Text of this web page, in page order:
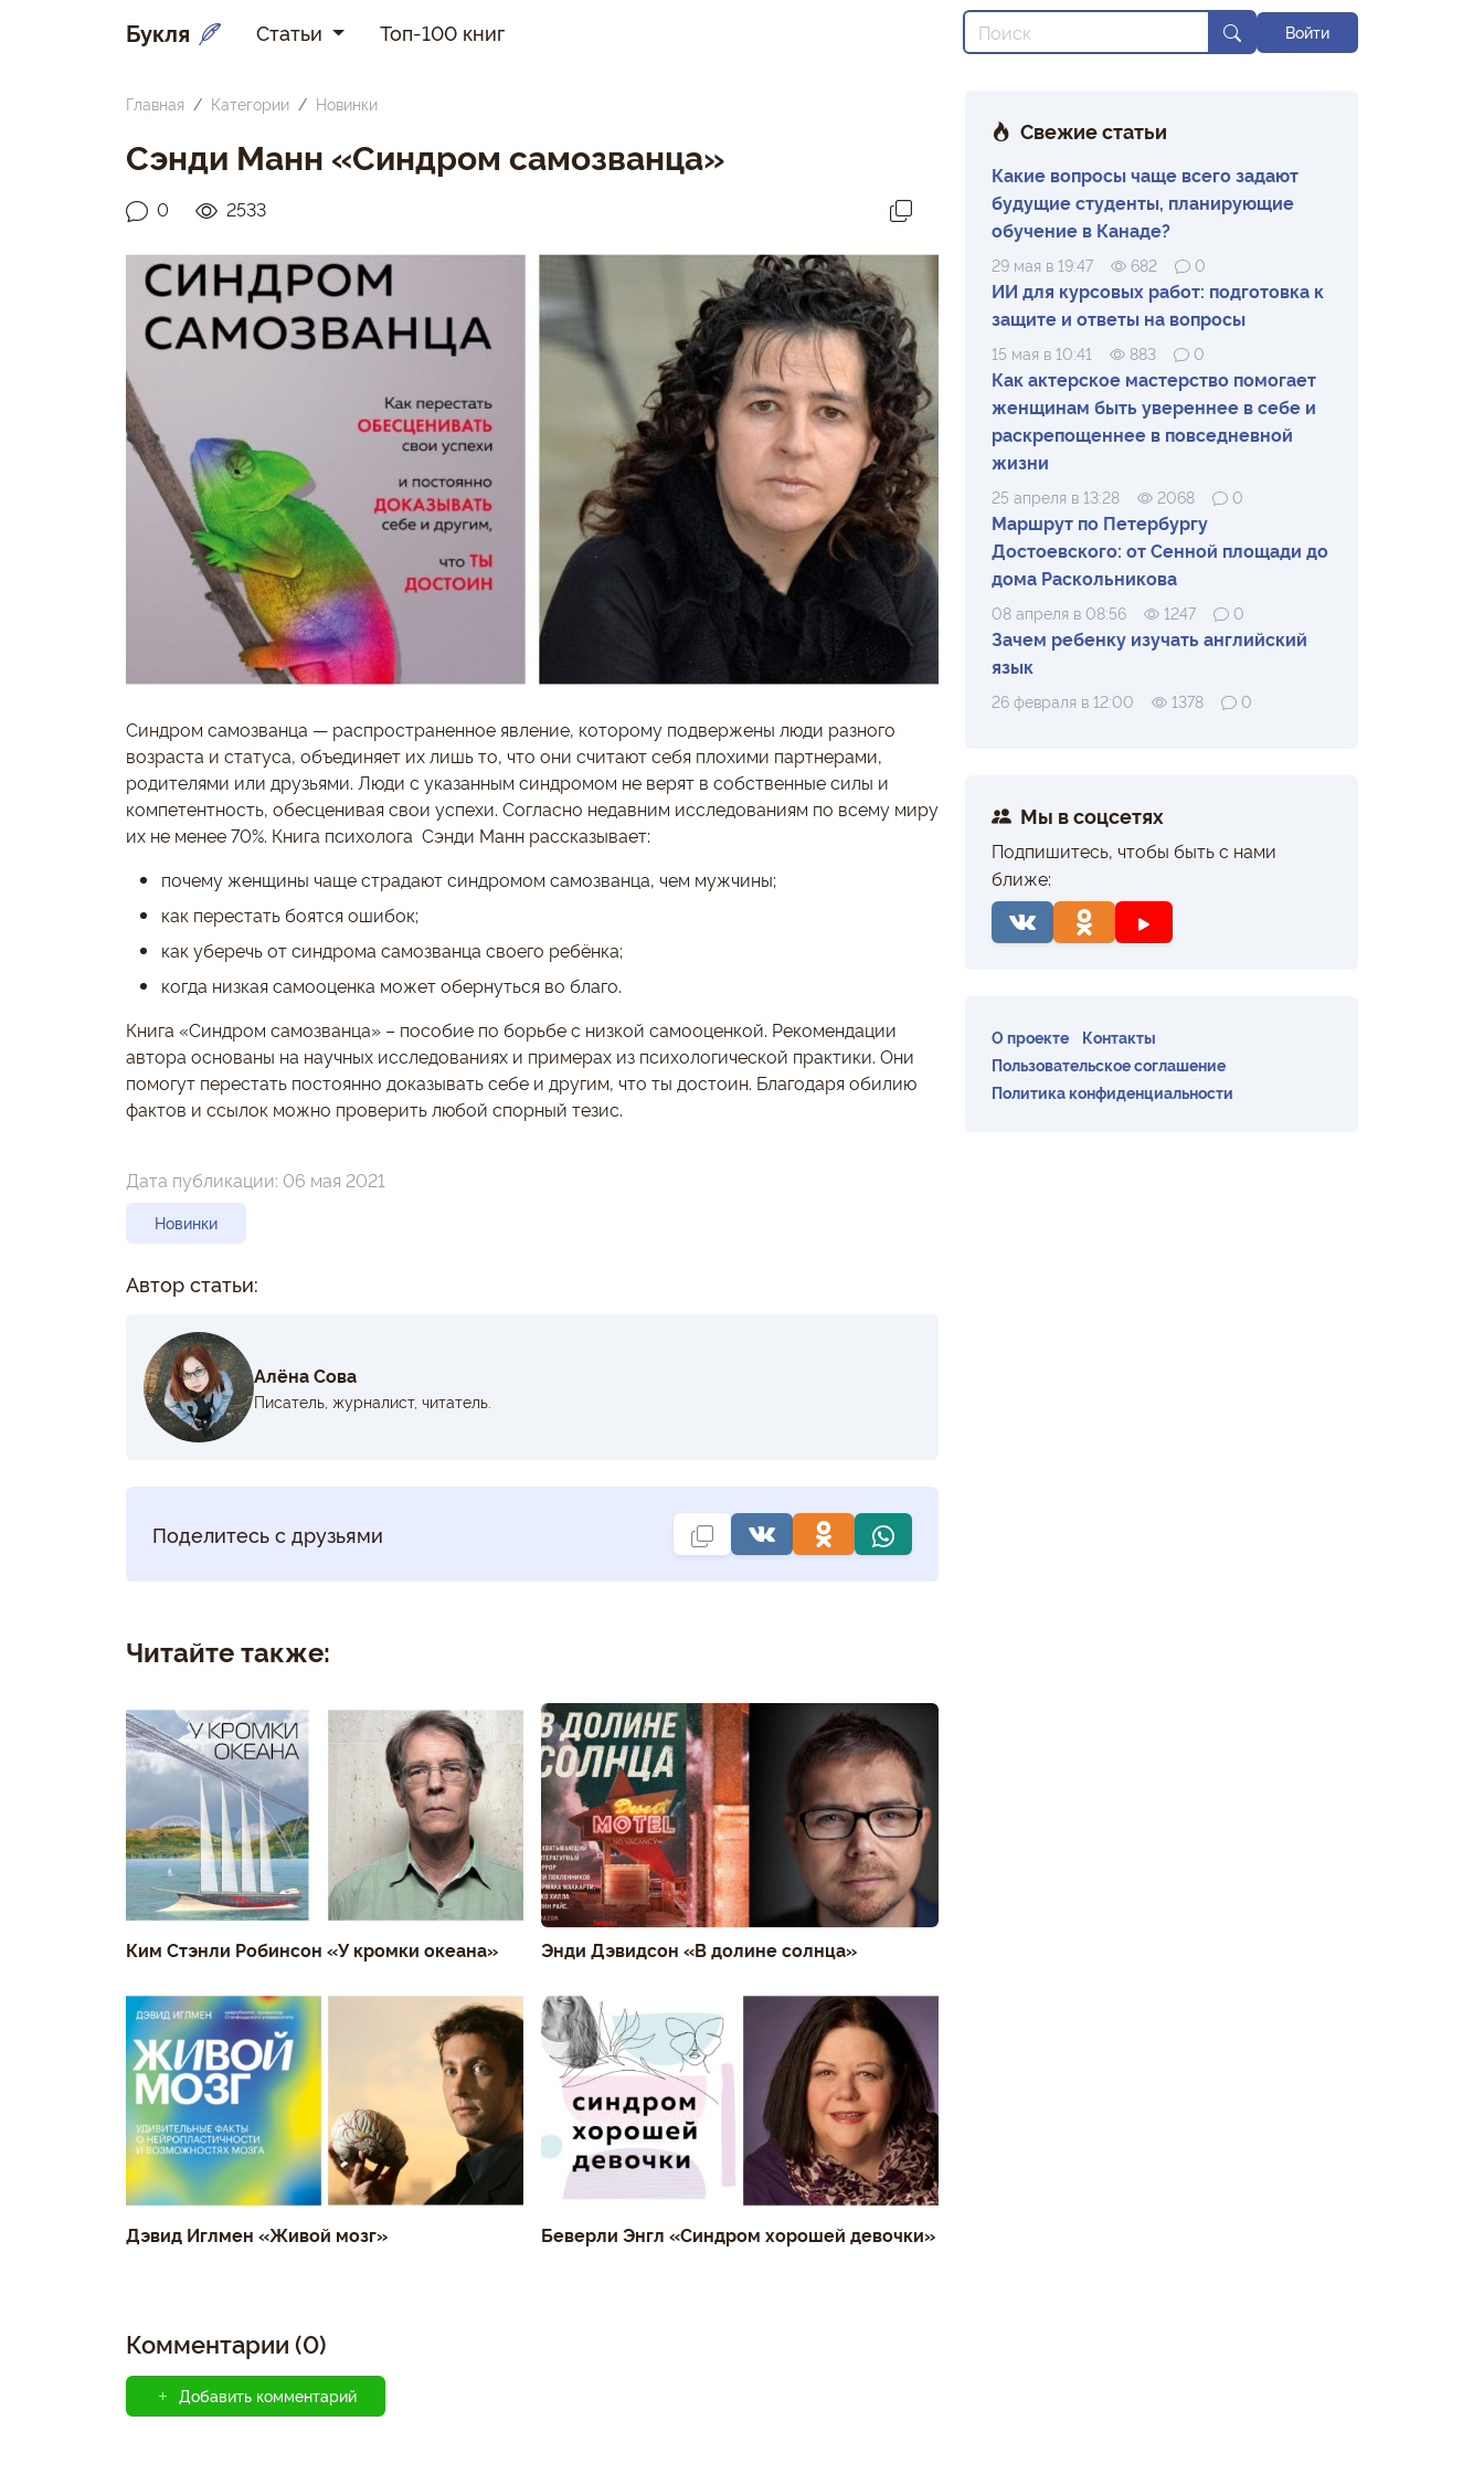
Букля Статьи Топ-100 книг Войти
Главная Категории Новинки
Сэнди Манн «Синдром самозванца»
0 2533
Синдром самозванца — распространенное явление, которому подвержены люди разного
возраста и статуса, объединяет их лишь то, что они считают себя плохими партнерами,
родителями или друзьями. Люди с указанным синдромом не верят в собственные силы и
компетентность, обесценивая свои успехи. Согласно недавним исследованиям по всему миру
их не менее 70%. Книга психолога Сэнди Манн рассказывает:
почему женщины чаще страдают синдромом самозванца, чем мужчины;
как перестать боятся ошибок;
как уберечь от синдрома самозванца своего ребёнка;
когда низкая самооценка может обернуться во благо.
Книга «Синдром самозванца» – пособие по борьбе с низкой самооценкой. Рекомендации
автора основаны на научных исследованиях и примерах из психологической практики. Они
помогут перестать постоянно доказывать себе и другим, что ты достоин. Благодаря обилию
фактов и ссылок можно проверить любой спорный тезис.
Дата публикации: 06 мая 2021
Новинки
Автор статьи:
Алёна Сова
Писатель, журналист, читатель.
Поделитесь с друзьями
Читайте также:
Ким Стэнли Робинсон «У кромки океана» Энди Дэвидсон «В долине солнца»
Дэвид Иглмен «Живой мозг» Беверли Энгл «Синдром хорошей девочки»
Комментарии (0)
Добавить комментарий
Свежие статьи
Какие вопросы чаще всего задают
будущие студенты, планирующие
обучение в Канаде?
29 мая в 19:47 682 0
ИИ для курсовых работ: подготовка к
защите и ответы на вопросы
15 мая в 10:41 883 0
Как актерское мастерство помогает
женщинам быть увереннее в себе и
раскрепощеннее в повседневной
жизни
25 апреля в 13:28 2068 0
Маршрут по Петербургу
Достоевского: от Сенной площади до
дома Раскольникова
08 апреля в 08:56 1247 0
Зачем ребенку изучать английский
язык
26 февраля в 12:00 1378 0
Мы в соцсетях
Подпишитесь, чтобы быть с нами
ближе:
О проекте
Контакты
Пользовательское соглашение
Политика конфиденциальности